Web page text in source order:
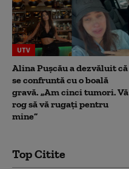
UTV
Alina Pușcău a dezvăluit că
se confruntă cu o boală
gravă. „Am cinci tumori. Vă
rog să vă rugați pentru
mine”
Top Citite